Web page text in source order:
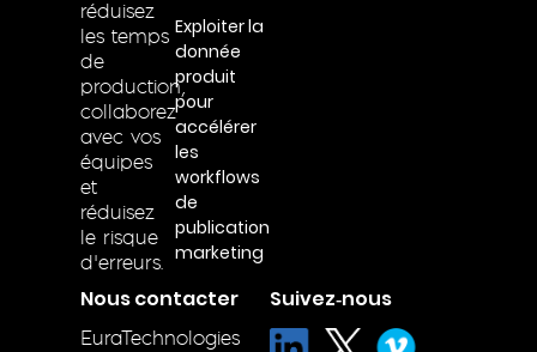
réduisez
les temps
de
production,
collaborez
avec vos
équipes
et
réduisez
le risque
d’erreurs.
Exploiter la
donnée
produit
pour
accélérer
les
workflows
de
publication
marketing
Nous contacter
EuraTechnologies
Suivez‑nous